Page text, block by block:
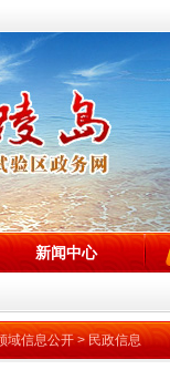
新闻中心
域信息公开>民政信息